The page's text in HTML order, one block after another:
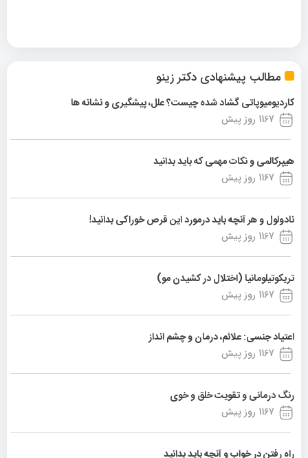
مطالب پیشنهادی دکتر زینو
کاردیومیوپاتی گشاد شده چیست؟ علل، پیشگیری و نشانه ها
1167 روز پیش
هیپرکالمی و نکات مهمی که باید بدانید
1167 روز پیش
نادولول و هر آنچه باید درمورد این قرص خوراکی بدانید!
1167 روز پیش
تریکوتیلومانیا (اختلال در کشیدن مو)
1167 روز پیش
اعتیاد جنسی: علائم، درمان و چشم انداز
1167 روز پیش
رنگ درمانی و تقویت خلق و خوی
1167 روز پیش
راه رفتن در خواب و آنچه باید بدانید